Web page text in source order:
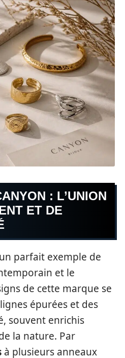
: L’UNION
ET DE
parfait exemple de
et le
de cette marque se
épurées et des
souvent enrichis
la nature. Par
à plusieurs anneaux